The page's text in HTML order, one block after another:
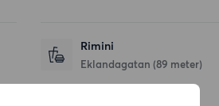
Rimini
Eklandagatan (89 meter)